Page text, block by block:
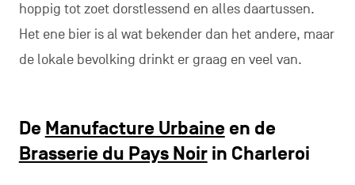
hoppig tot zoet dorstlessend en alles daartussen.
Het ene bier is al wat bekender dan het andere, maar
de lokale bevolking drinkt er graag en veel van.
De Manufacture Urbaineen de
Brasserie du Pays Noirin Charleroi